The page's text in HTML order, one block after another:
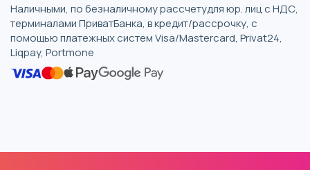
Наличными, по безналичному рассчетудля юр. лиц с НДС,
терминалами ПриватБанка, в кредит/рассрочку, с
помощью платежных систем Visa/Mastercard, Privat24,
Liqpay, Portmone